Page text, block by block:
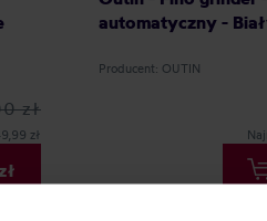
zł
zł
automatyczny -
Producent: OUTIN